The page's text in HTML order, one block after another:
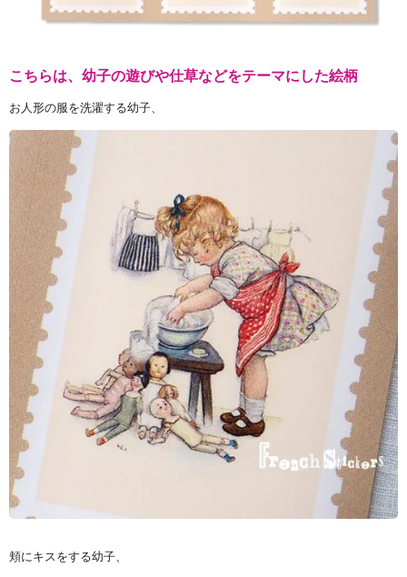
こちらは、幼子の遊びや仕草などをテーマにした絵柄
お人形の服を洗濯する幼子、
頬にキスをする幼子、